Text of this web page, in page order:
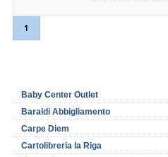
1
Baby Center Outlet
Baraldi Abbigliamento
Carpe Diem
Cartolibreria la Riga